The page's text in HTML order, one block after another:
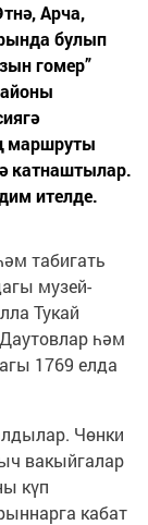
Арча,
булып
гомер”
маршруты
катнаштылар.
ителде.
табигать
музей-
Тукай
һәм
1769 елда
Чөнки
вакыйгалар
күп
кабат